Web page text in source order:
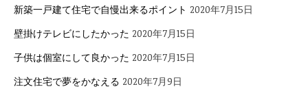
新築一戸建て住宅で自慢出来るポイント 2020年7月15日
壁掛けテレビにしたかった 2020年7月15日
子供は個室にして良かった 2020年7月15日
注文住宅で夢をかなえる 2020年7月9日